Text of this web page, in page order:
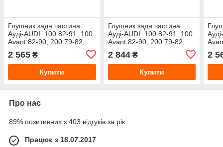
Глушник задн частина
Ауді-AUDI: 100 82-91, 100
Avant 82-90, 200 79-82,
2 565 ₴
Купити
Глушник задн частина
Ауді-AUDI: 100 82-91, 100
Avant 82-90, 200 79-82,
2 844₴
Купити
2
Про нас
89% позитивних з 403 відгуків за рік
Працює з 18.07.2017